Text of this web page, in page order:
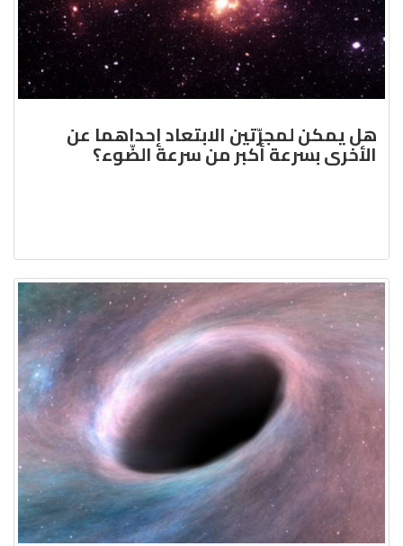
هل يمكن لمجرّتين الابتعاد إحداهما عن
الأخرى بسرعة أكبر من سرعة الضّوء؟